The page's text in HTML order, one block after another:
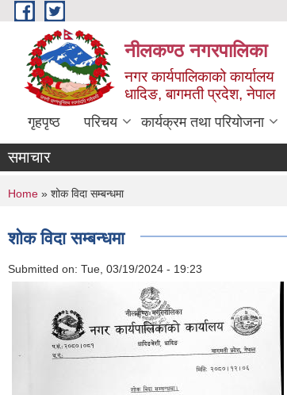
Skip to main content
नीलकण्ठ नगरपालिका
नगर कार्यपालिकाको कार्यालय
धादिङ, बागमती प्रदेश, नेपाल
गृहपृष्ठ परिचय कार्यक्रम तथा परियोजना
समाचार
You are here
Home » शोक विदा सम्बन्धमा
शोक विदा सम्बन्धमा
Submitted on: Tue, 03/19/2024 - 19:23